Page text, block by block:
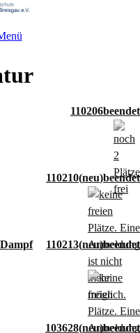
110206
110210 neu
110213 neu
103628 neu